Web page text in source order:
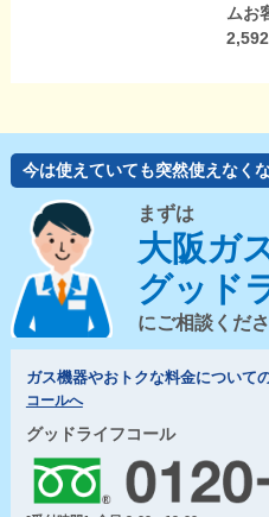
ムお
2,592
今は使えていても突然使えなく
まずは
大阪ガ
グッド
にご相談くださ
ガス機器やおトクな料金について
コールへ
グッドライフコール